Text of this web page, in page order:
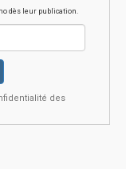
dès leur publication.
des